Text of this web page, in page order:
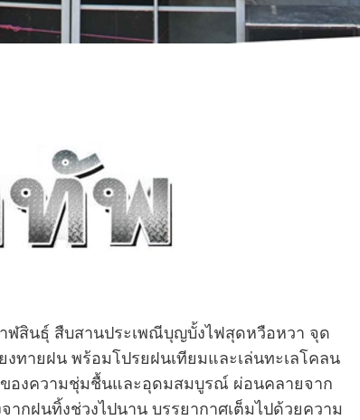
ฬสินธุ์ สืบสานประเพณีบุญบั้งไฟสุดหวือหวา จุด
ทายฝน พร้อมโปรยฝนเทียมและเล่นทะเลโคลน
องความชุ่มชื้นและอุดมสมบูรณ์ ผ่อนคลายจาก
กฝนทิ้งช่วงไปนาน บรรยากาศเต็มไปด้วยความ